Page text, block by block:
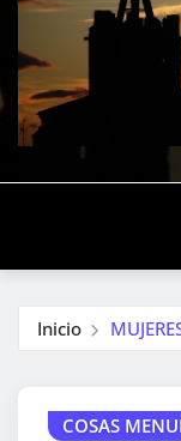
Inicio
COSAS